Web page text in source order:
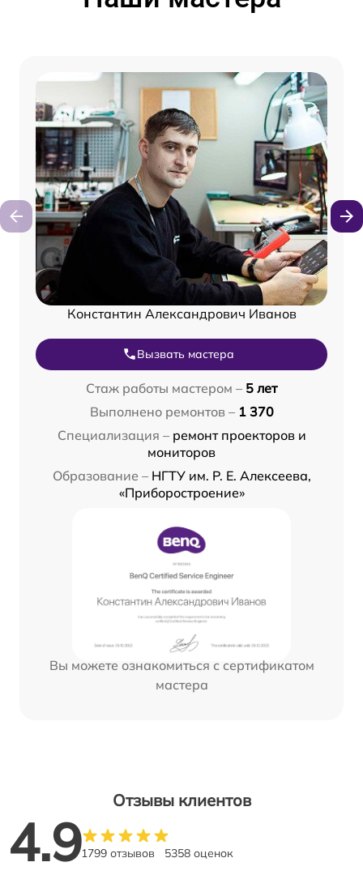
Константин Александрович Иванов
Вызвать мастера
Стаж работы мастером – 5 лет
Выполнено ремонтов – 1 370
Специализация – ремонт проекторов и
мониторов
Образование – НГТУ им. Р. Е. Алексеева,
«Приборостроение»
Вы можете ознакомиться с сертификатом
мастера
Отзывы клиентов
4.91799 отзывов 5358 оценок